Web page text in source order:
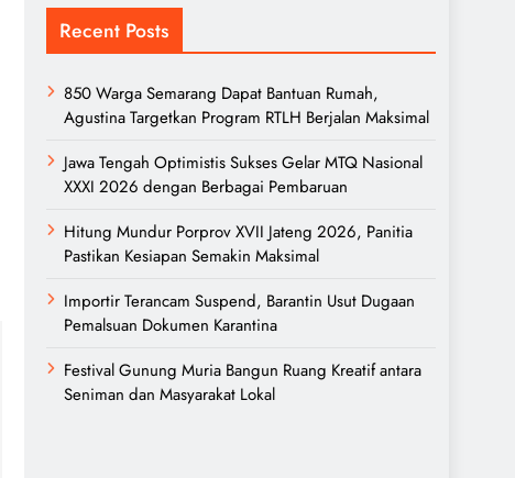
Recent Posts
850 Warga Semarang Dapat Bantuan Rumah,
Agustina Targetkan Program RTLH Berjalan Maksimal
Jawa Tengah Optimistis Sukses Gelar MTQ Nasional
XXXI 2026 dengan Berbagai Pembaruan
Hitung Mundur Porprov XVII Jateng 2026, Panitia
Pastikan Kesiapan Semakin Maksimal
Importir Terancam Suspend, Barantin Usut Dugaan
Pemalsuan Dokumen Karantina
Festival Gunung Muria Bangun Ruang Kreatif antara
Seniman dan Masyarakat Lokal